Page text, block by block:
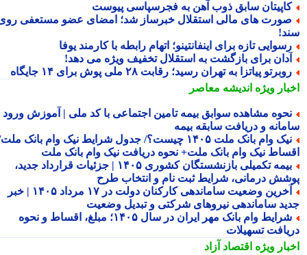
سابق ذوب آهن به فجرسپاسی پیوست
های مالی استقلال خبرساز شد؛ امضای عضو مستعفی روی
تازه برای اینفانتینو؛ اتهام رابطه با کارمند یوفا
برای بازگشت به استقلال تخفیف ویژه می دهد!
پیاتزا به تهران رسید؛ رقابت ۲۸ ملی پوش برای ۱۴ جایگاه
ویژهاندیشه معاصر
مشاهده سوابق بیمه تامین اجتماعی با کد ملی | آموزش ورود به
و دریافت سابقه بیمه
نیک وام بانک ملت ۱۴۰۵ چیست؟/ جدول شرایط نیک وام بانک ملت/
نیک وام بانک ملت+ نحوه دریافت نیک وام بانک ملت
بیمه تکمیلی بازنشستگان کشوری ۱۴۰۵ | جزئیات قرارداد جدید،
درمانی، شرایط ثبت نام و انتخاب طرح
آخرین وضعیت ساماندهی کارکنان دولت در ۱۷ مرداد ۱۴۰۵ | خبر
ساماندهی نیروهای شرکتی و تبدیل وضعیت
شرایط وام بانک مهر ایران در سال ۱۴۰۵؛ مبلغ، اقساط و نحوه
تسهیلات
ویژهاقتصاد آزاد